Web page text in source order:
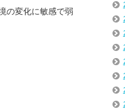
の変化に敏感で弱